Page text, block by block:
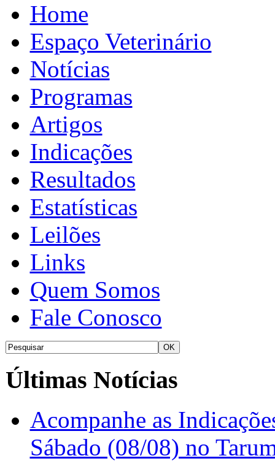
Home
Espaço Veterinário
Notícias
Programas
Artigos
Indicações
Resultados
Estatísticas
Leilões
Links
Quem Somos
Fale Conosco
Últimas Notícias
Acompanhe as
Sábado (08/08) no